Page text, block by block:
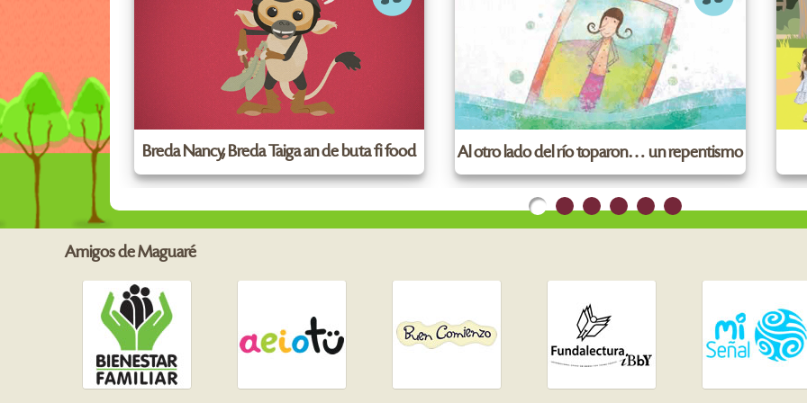
Breda Nancy, Breda Taiga an de buta fi food Al otro lado del río toparon… un repentismo
Amigos de Maguaré